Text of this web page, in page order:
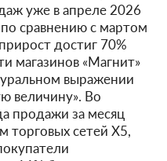
уже в апреле 2026
сравнению с мартом
достиг 70%
магазинов «Магнит»
выражении
величину». Во
продажи за месяц
торговых сетей Х5,